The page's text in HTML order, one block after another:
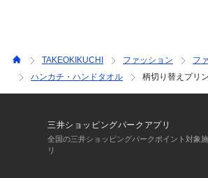
TAKEOKIKUCHI ファッション
フ
ハンカチ・ハンドタオル
柄切り替えプリ
三井ショッピングパークアプリ
全国の三井ショッピングパークポイント対象
リ